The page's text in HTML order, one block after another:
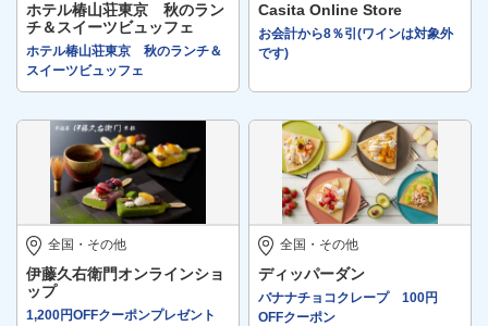
ホテル椿山荘東京 秋のラン
チ＆スイーツビュッフェ
ホテル椿山荘東京 秋のランチ＆
スイーツビュッフェ
Casita Online Store
お会計から8％引(ワインは対象外
です)
全国・その他
伊藤久右衛門オンラインショ
ップ
1,200円OFFクーポンプレゼント
全国・その他
ディッパーダン
バナナチョコクレープ 100円
OFFクーポン